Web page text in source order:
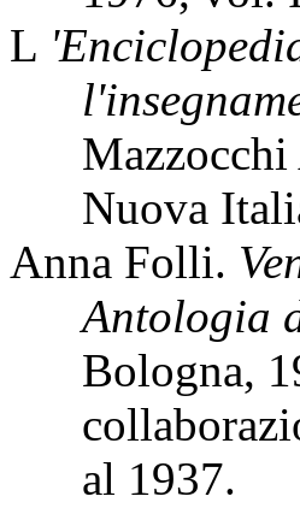
L
Nuova
Anna Folli.
Antologia
Bologna,
al 1937.